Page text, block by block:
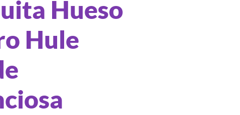
Hueso
Hule